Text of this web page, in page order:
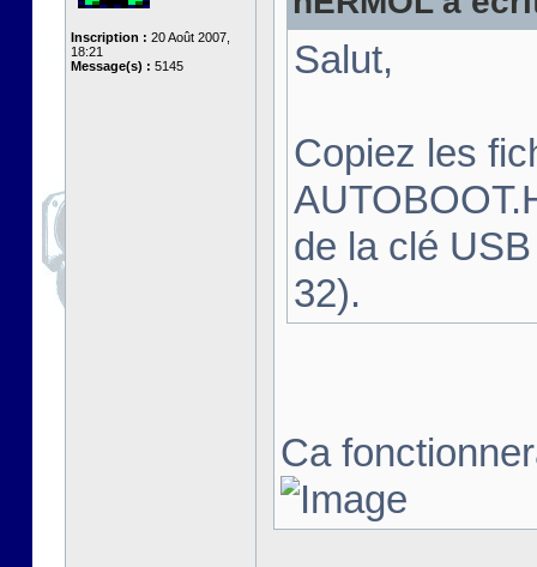
Inscription : 20 Août 2007,
18:21
Message(s) : 5145 Salut,
Copiez les
de la clé
32).
Ca